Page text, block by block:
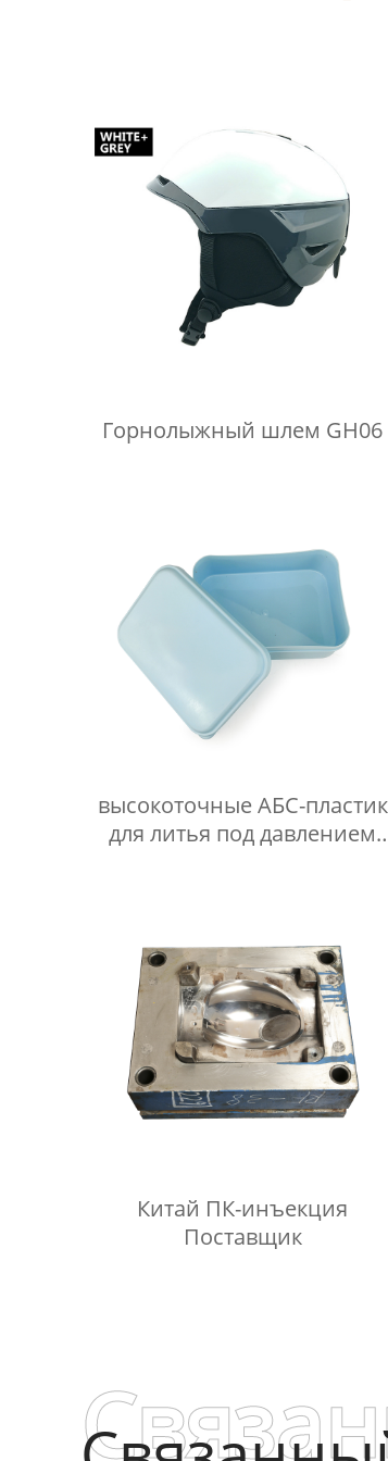
Горнолыжный шлем GH06
высокоточные АБС-пластик
для литья под давлением
Китай ПК-инъекция
Поставщик